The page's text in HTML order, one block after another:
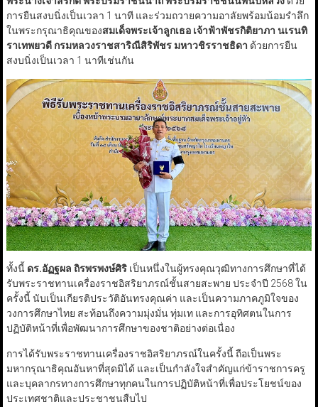
การยืนสงบนิ่งเป็นเวลา 1 นาที และร่วมถวายความอาลัยพร้อมน้อมรำลึก
ในพระกรุณาธิคุณของสมเด็จพระเจ้าลูกเธอ เจ้าฟ้าพัชรกิติยาภา นเรนทิ
ราเทพยวดี กรมหลวงราชสาริณีสิริพัชร มหาวชิรราชธิดา ด้วยการยืน
สงบนิ่งเป็นเวลา 1 นาทีเช่นกัน
ทั้งนี้ ดร.อัฏฐผล ถิรพรพงษ์ศิริเป็นหนึ่งในผู้ทรงคุณวุฒิทางการศึกษาที่ได้
รับพระราชทานเครื่องราชอิสริยาภรณ์ชั้นสายสะพาย ประจำปี 2568 ใน
ครั้งนี้ นับเป็นเกียรติประวัติอันทรงคุณค่า และเป็นความภาคภูมิใจของ
วงการศึกษาไทย สะท้อนถึงความมุ่งมั่น ทุ่มเท และการอุทิศตนในการ
ปฏิบัติหน้าที่เพื่อพัฒนาการศึกษาของชาติอย่างต่อเนื่อง
การได้รับพระราชทานเครื่องราชอิสริยาภรณ์ในครั้งนี้ ถือเป็นพระ
มหากรุณาธิคุณอันหาที่สุดมิได้ และเป็นกำลังใจสำคัญแก่ข้าราชการครู
และบุคลากรทางการศึกษาทุกคนในการปฏิบัติหน้าที่เพื่อประโยชน์ของ
ประเทศชาติและประชาชนสืบไป